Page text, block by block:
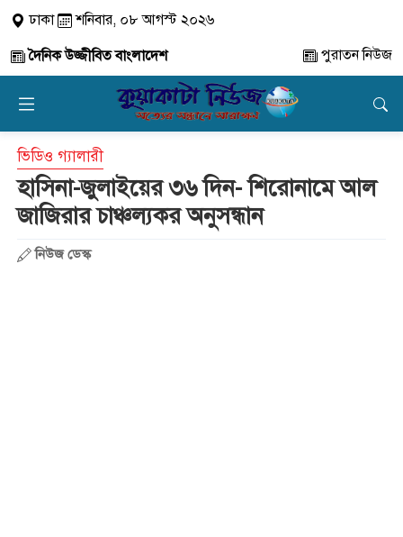
ঢাকা
শনিবার, ০৮ আগস্ট ২০২৬
দৈনিক উজ্জীবিত বাংলাদেশ
পুরাতন নিউজ
ভিডিও গ্যালারী
হাসিনা-জুলাইয়ের ৩৬ দিন- শিরোনামে আল
জাজিরার চাঞ্চল্যকর অনুসন্ধান
নিউজ ডেস্ক